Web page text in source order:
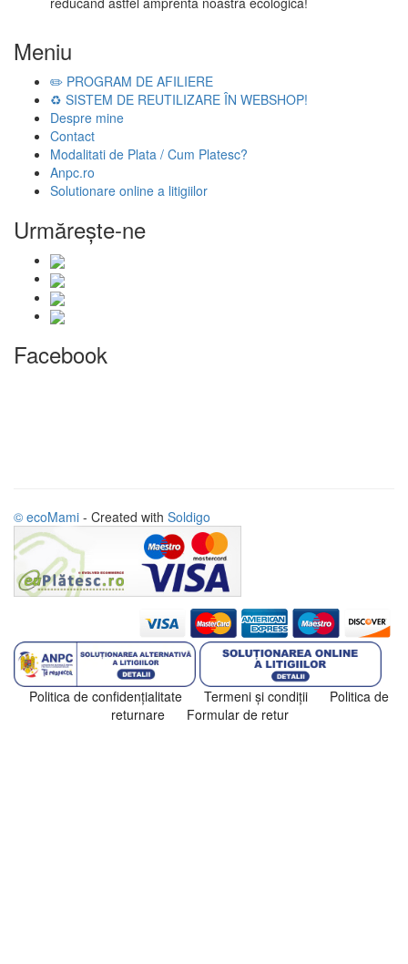
Meniu
✏️ PROGRAM DE AFILIERE
♻️ SISTEM DE REUTILIZARE ÎN WEBSHOP!
Despre mine
Contact
Modalitati de Plata / Cum Platesc?
Anpc.ro
Solutionare online a litigiilor
Urmăreşte-ne
Facebook
© ecoMami - Created with Soldigo
Politica de confidenţialitate Termeni şi condiţii
Politica de
returnare
Formular de retur